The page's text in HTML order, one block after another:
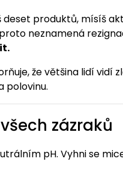
deset produktů, mísíš
neznamená
že většina lidí vidí
polovinu.
zázraků
pH. Vyhni se